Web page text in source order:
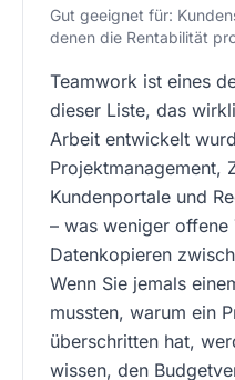
Gut geeignet für:
denen die Rentabilität
Teamwork ist eines
dieser Liste, das
Arbeit entwickelt
Projektmanagement,
Kundenportale und
– was weniger offene
Datenkopieren
Wenn Sie jemals
mussten, warum ein
überschritten hat,
wissen, den